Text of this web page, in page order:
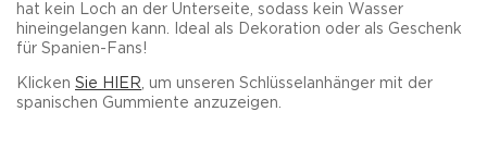
hat kein Loch an der Unterseite , sodass kein Wasser
hineingelangen kann. Ideal als Dekoration oder als Geschenk
für Spanien-Fans!
Klicken Sie HIER , um unseren Schlüsselanhänger mit der
spanischen Gummiente anzuzeigen.